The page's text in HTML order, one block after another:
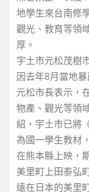
地學生來台南修
觀光、教育等領
厚。
宇土市元松茂樹
因去年8月當地
元松市長表示，
物產、觀光等領
紹，宇土市已將
為國一學生教材
在熊本縣上映，
美里町上田泰弘
遠在日本的美里